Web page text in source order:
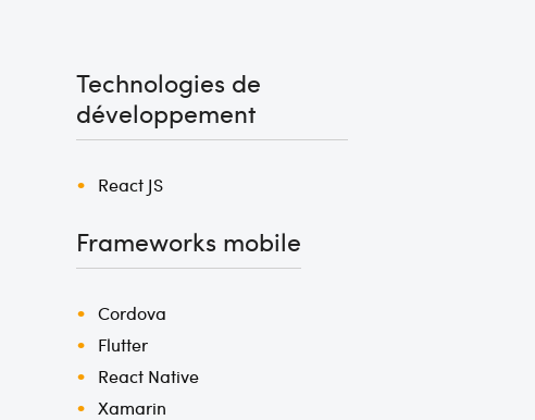
Technologies de
développement
React JS
Frameworks mobile
Cordova
Flutter
React Native
Xamarin